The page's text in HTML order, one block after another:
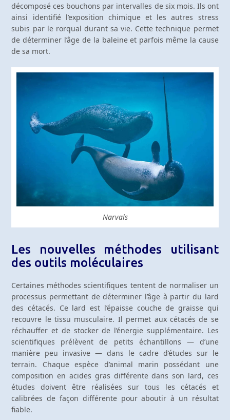
décomposé ces bouchons par intervalles de six mois. Ils ont
ainsi identifié l’exposition chimique et les autres stress
subis par le rorqual durant sa vie. Cette technique permet
de déterminer l’âge de la baleine et parfois même la cause
de sa mort.
Narvals
Les nouvelles méthodes utilisant
des outils moléculaires
Certaines méthodes scientifiques tentent de normaliser un
processus permettant de déterminer l’âge à partir du lard
des cétacés. Ce lard est l’épaisse couche de graisse qui
recouvre le tissu musculaire. Il permet aux cétacés de se
réchauffer et de stocker de l’énergie supplémentaire. Les
scientifiques prélèvent de petits échantillons — d’une
manière peu invasive — dans le cadre d’études sur le
terrain. Chaque espèce d’animal marin possédant une
composition en acides gras différente dans son lard, ces
études doivent être réalisées sur tous les cétacés et
calibrées de façon différente pour aboutir à un résultat
fiable.